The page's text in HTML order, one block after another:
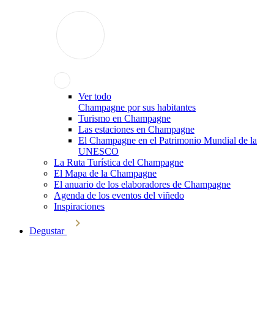
Ver todo
Champagne por sus habitantes
Turismo en Champagne
Las estaciones en Champagne
El Champagne en el Patrimonio Mundial de la
UNESCO
La Ruta Turística del Champagne
El Mapa de la Champagne
El anuario de los elaboradores de Champagne
Agenda de los eventos del viñedo
Inspiraciones
Degustar